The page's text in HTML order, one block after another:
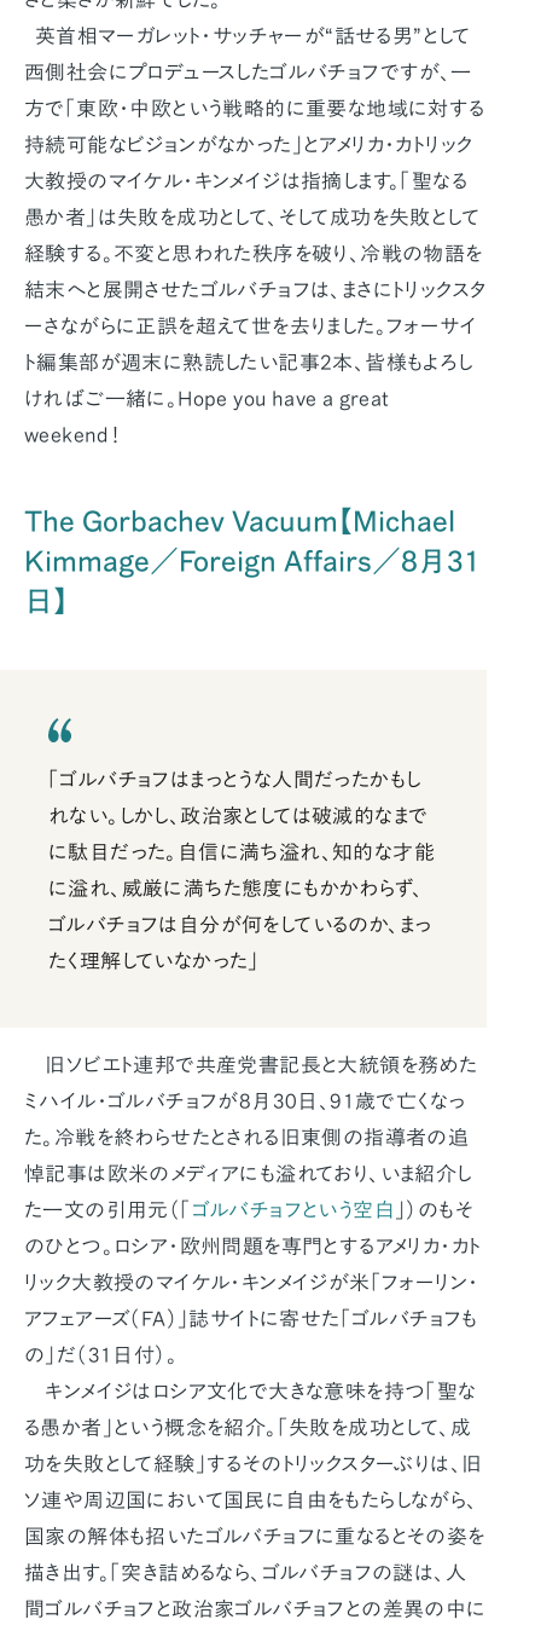
英首相マーガレット・サッチャーが“話せる男”として
西側社会にプロデュースしたゴルバチョフですが、一
方で「東欧・中欧という戦略的に重要な地域に対する
持続可能なビジョンがなかった」とアメリカ・カトリック
大教授のマイケル・キンメイジは指摘します。「聖なる
愚か者」は失敗を成功として、そして成功を失敗として
経験する。不変と思われた秩序を破り、冷戦の物語を
結末へと展開させたゴルバチョフは、まさにトリックスタ
ーさながらに正誤を超えて世を去りました。フォーサイ
ト編集部が週末に熟読したい記事2本、皆様もよろし
ければご一緒に。Hope you have a great
weekend！
The Gorbachev Vacuum【Michael
Kimmage／Foreign Affairs／8月31
日】
「ゴルバチョフはまっとうな人間だったかもし
れない。しかし、政治家としては破滅的なまで
に駄目だった。自信に満ち溢れ、知的な才能
に溢れ、威厳に満ちた態度にもかかわらず、
ゴルバチョフは自分が何をしているのか、まっ
たく理解していなかった」
旧ソビエト連邦で共産党書記長と大統領を務めた
ミハイル・ゴルバチョフが8月30日、91歳で亡くなっ
た。冷戦を終わらせたとされる旧東側の指導者の追
悼記事は欧米のメディアにも溢れており、いま紹介し
た一文の引用元（「 ゴルバチョフという空白
」）のもそ
のひとつ。ロシア・欧州問題を専門とするアメリカ・カト
リック大教授のマイケル・キンメイジが米「フォーリン・
アフェアーズ（FA）」誌サイトに寄せた「ゴルバチョフも
の」だ（31日付）。
キンメイジはロシア文化で大きな意味を持つ「聖な
る愚か者」という概念を紹介。「失敗を成功として、成
功を失敗として経験」するそのトリックスターぶりは、旧
ソ連や周辺国において国民に自由をもたらしながら、
国家の解体も招いたゴルバチョフに重なるとその姿を
描き出す。「突き詰めるなら、ゴルバチョフの謎は、人
間ゴルバチョフと政治家ゴルバチョフとの差異の中に